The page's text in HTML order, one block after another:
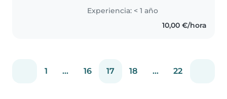
niños en edad preescolar,
escolar y adolescentes. Me
encanta dibujar, leer cuentos,
Experiencia: < 1 año
10,00 €/hora
1 ... 16 17 18 ... 22